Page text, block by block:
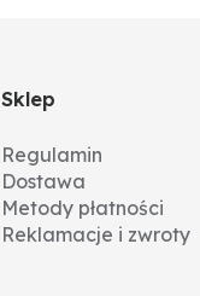
Sklep
Regulamin
Dostawa
Metody płatności
Reklamacje i zwroty